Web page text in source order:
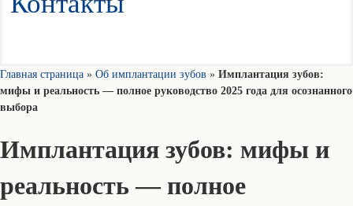
Главная страница » Об имплантации зубов » Имплантация зубов:
мифы и реальность — полное руководство 2025 года для осознанного
выбора
Имплантация зубов: мифы и
реальность — полное